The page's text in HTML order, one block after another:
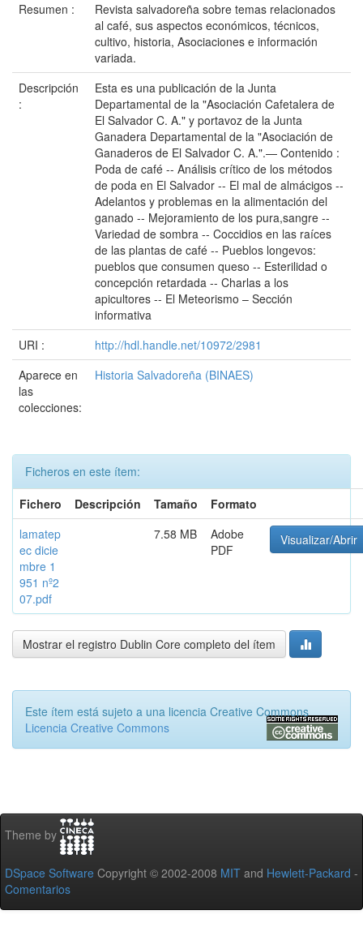
Resumen :
Revista salvadoreña sobre temas relacionados
al café, sus aspectos económicos, técnicos,
cultivo, historia, Asociaciones e información
variada.
Descripción
:
Esta es una publicación de la Junta
Departamental de la "Asociación Cafetalera de
El Salvador C. A." y portavoz de la Junta
Ganadera Departamental de la "Asociación de
Ganaderos de El Salvador C. A.".— Contenido :
Poda de café -- Análisis crítico de los métodos
de poda en El Salvador -- El mal de almácigos --
Adelantos y problemas en la alimentación del
ganado -- Mejoramiento de los pura,sangre --
Variedad de sombra -- Coccidios en las raíces
de las plantas de café -- Pueblos longevos:
pueblos que consumen queso -- Esterilidad o
concepción retardada -- Charlas a los
apicultores -- El Meteorismo – Sección
informativa
URI :
http://hdl.handle.net/10972/2981
Aparece en
las
colecciones:
Historia Salvadoreña (BINAES)
Ficheros en este ítem:
Fichero
Descripción Tamaño
Formato
lamatep
ec dicie
mbre 1
951 nº2
07.pdf
7.58 MB
Adobe
PDF
Visualizar/Abrir
Mostrar el registro Dublin Core completo del ítem
Este ítem está sujeto a una licencia Creative Commons
Licencia Creative Commons
Theme by
DSpace Software Copyright © 2002-2008 MIT and Hewlett-Packard -
Comentarios